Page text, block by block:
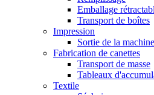
Emballage
Transport de boîtes
Impression
Sortie de la
Fabrication de canettes
Transport de masse
Tableaux
Textile